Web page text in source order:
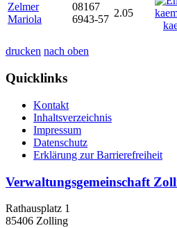
Zelmer
Mariola
08167
6943-57
2.05
drucken nach oben
Quicklinks
Kontakt
Inhaltsverzeichnis
Impressum
Datenschutz
Erklärung zur Barrierefreiheit
Verwaltungsgemeinschaft
Rathausplatz 1
85406 Zolling